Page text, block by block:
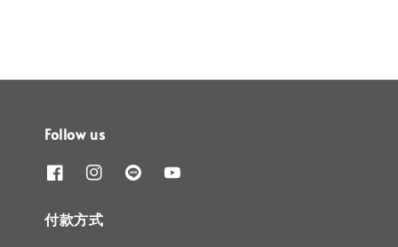
Follow us
付款方式